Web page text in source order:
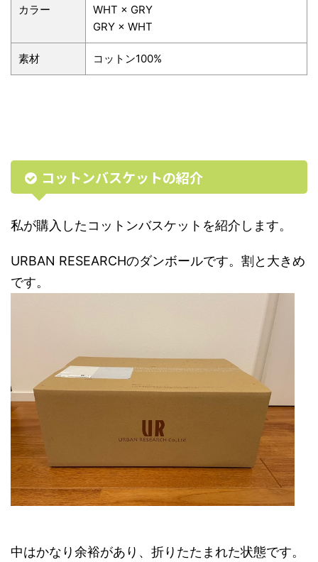
カラー
WHT × GRY
GRY × WHT
素材 コットン100%
コットンバスケットの紹介
私が購入したコットンバスケットを紹介します。
URBAN RESEARCHのダンボールです。割と大きめ
です。
中はかなり余裕があり、折りたたまれた状態です。